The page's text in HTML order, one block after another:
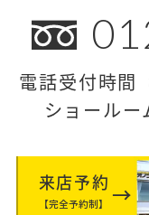
電話受付時間
ショール
来店予約
【完全予約制】